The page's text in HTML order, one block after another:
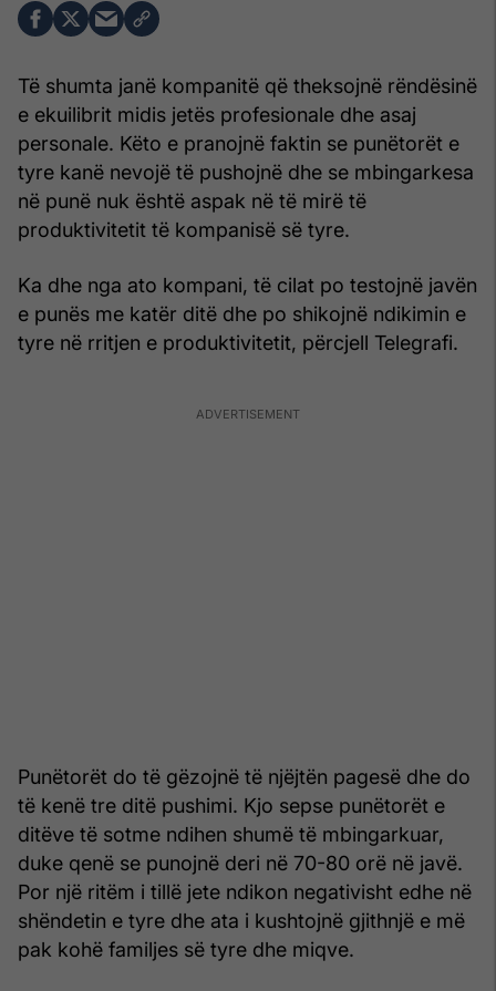
Të shumta janë kompanitë që theksojnë rëndësinë
e ekuilibrit midis jetës profesionale dhe asaj
personale. Këto e pranojnë faktin se punëtorët e
tyre kanë nevojë të pushojnë dhe se mbingarkesa
në punë nuk është aspak në të mirë të
produktivitetit të kompanisë së tyre.
Ka dhe nga ato kompani, të cilat po testojnë javën
e punës me katër ditë dhe po shikojnë ndikimin e
tyre në rritjen e produktivitetit, përcjell Telegrafi.
Punëtorët do të gëzojnë të njëjtën pagesë dhe do
të kenë tre ditë pushimi. Kjo sepse punëtorët e
ditëve të sotme ndihen shumë të mbingarkuar,
duke qenë se punojnë deri në 70-80 orë në javë.
Por një ritëm i tillë jete ndikon negativisht edhe në
shëndetin e tyre dhe ata i kushtojnë gjithnjë e më
pak kohë familjes së tyre dhe miqve.